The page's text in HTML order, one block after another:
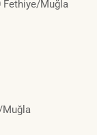
Fethiye/Muğla
Muğla